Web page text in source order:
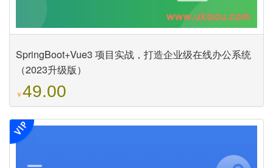
SpringBoot+Vue3 项目实战，打造企业级在线办公系统
（2023升级版）
￥49.00